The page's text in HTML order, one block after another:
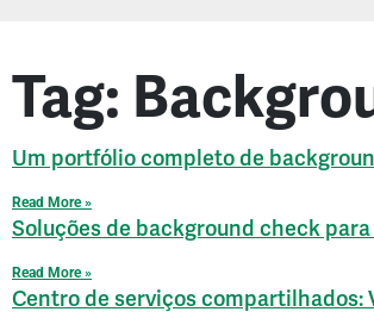
Tag:
Um portfólio completo de
Read More »
Soluções de background check
Read More »
Centro de serviços